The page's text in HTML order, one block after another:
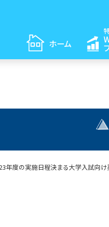
ホーム
23年度の実施日程決まる大学入試向け